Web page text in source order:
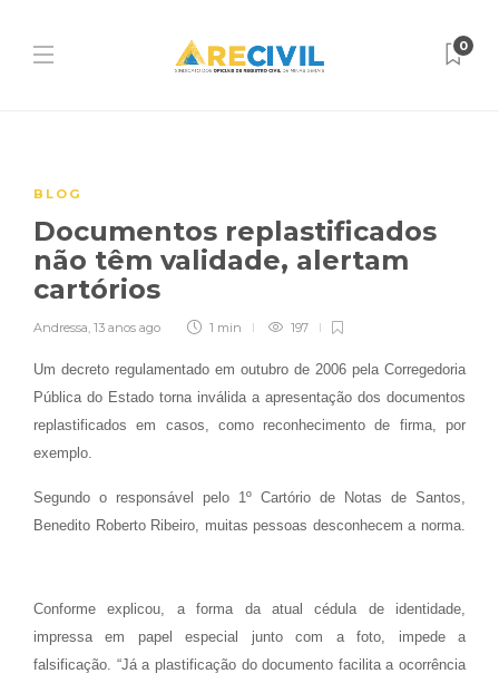
0
BLOG
Documentos replastificados
não têm validade, alertam
cartórios
Andressa, 13 anos ago 1 min 197
Um decreto regulamentado em outubro de 2006 pela Corregedoria
Pública do Estado torna inválida a apresentação dos documentos
replastificados em casos, como reconhecimento de firma, por
exemplo.
Segundo o responsável pelo 1º Cartório de Notas de Santos,
Benedito Roberto Ribeiro, muitas pessoas desconhecem a norma.
Conforme explicou, a forma da atual cédula de identidade,
impressa em papel especial junto com a foto, impede a
falsificação. “Já a plastificação do documento facilita a ocorrência